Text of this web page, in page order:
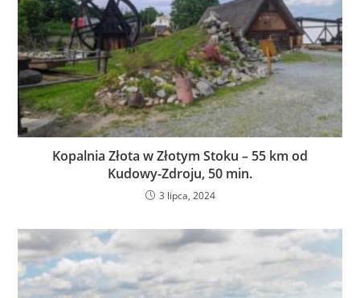
Kopalnia Złota w Złotym Stoku – 55 km od
Kudowy-Zdroju, 50 min.
3 lipca, 2024